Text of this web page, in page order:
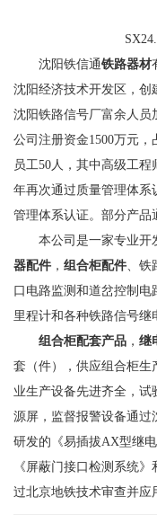
沈阳铁信通铁路器材
沈阳经济技术开发区，创
沈阳铁路信号厂富余人员
公司注册资金1500万元，
员工50人，其中高级工
年再次通过质量管理体系
管理体系认证。部分产品
本公司是一家专业开
器配件 ， 组合柜配件、铁
口电路监测和道岔控制
里程计和各种铁路信号继
组合柜配套产品 ， 继
套（件），供应组合柜生
业生产设备先进齐全，
源屏，监督报警设备通过
研发的《易插拔AX型继
《屏蔽门接口检测系统
过北京地铁技术审查并应